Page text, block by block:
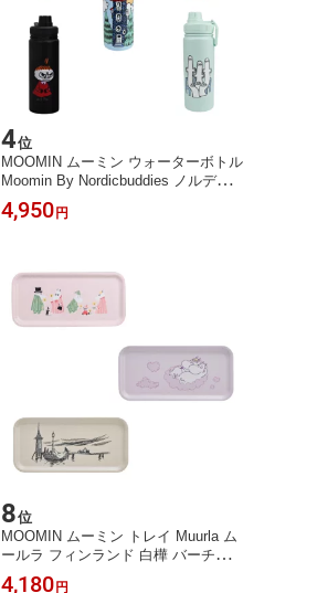
4位
MOOMIN ムーミン ウォーターボトル
Moomin By Nordicbuddies ノルディッ
クバディズ 水筒 ステンレス製 保温ボ
トル ドリンクボトル 550ml 北欧 通勤
4,950円
8位
MOOMIN ムーミン トレイ Muurla ム
ールラ フィンランド 白樺 バーチ材
木製 トレー おぼん お盆 北欧 可愛い
4,180円